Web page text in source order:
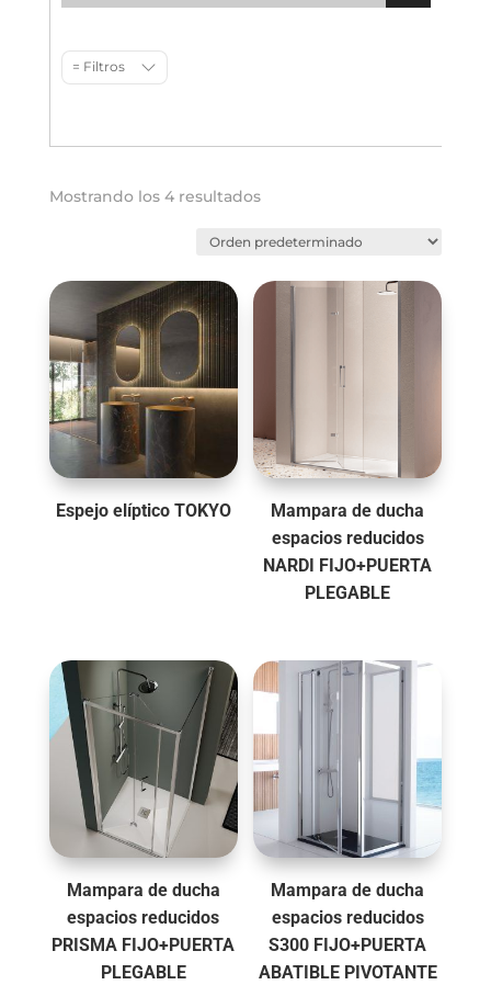
= Filtros
Mostrando los 4 resultados
Espejo elíptico TOKYO
Mampara de ducha
espacios reducidos
NARDI FIJO+PUERTA
PLEGABLE
Mampara de ducha
espacios reducidos
PRISMA FIJO+PUERTA
PLEGABLE
Mampara de ducha
espacios reducidos
S300 FIJO+PUERTA
ABATIBLE PIVOTANTE